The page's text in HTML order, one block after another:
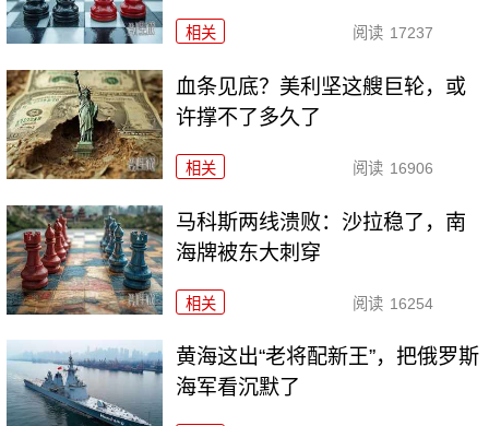
相关 阅读 17237
血条见底？美利坚这艘巨轮，或
许撑不了多久了
相关 阅读 16906
马科斯两线溃败：沙拉稳了，南
海牌被东大刺穿
相关 阅读 16254
黄海这出“老将配新王”，把俄罗斯
海军看沉默了